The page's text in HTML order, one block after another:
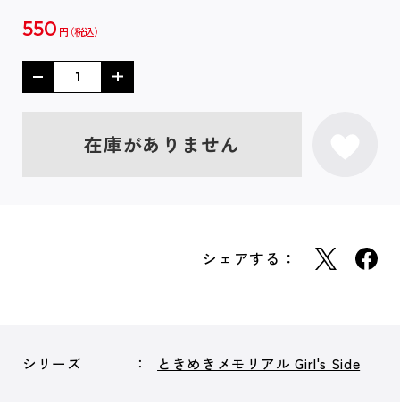
550 円
在庫がありません
シェアする：
シリーズ ときめきメモリアル Girl's Side